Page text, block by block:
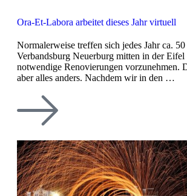
Ora-Et-Labora arbeitet dieses Jahr virtuell
Normalerweise treffen sich jedes Jahr ca.
Verbandsburg Neuerburg mitten in der Eifel
notwendige Renovierungen vorzunehmen.
aber alles anders. Nachdem wir in den …